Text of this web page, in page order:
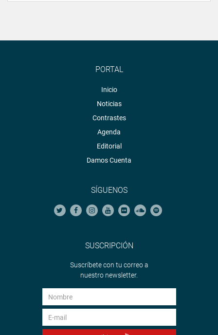
PORTAL
Inicio
Noticias
Contrastes
Agenda
Editorial
Damos Cuenta
SÍGUENOS
SUSCRIPCIÓN
Suscríbete con tu correo a
nuestro newsletter.